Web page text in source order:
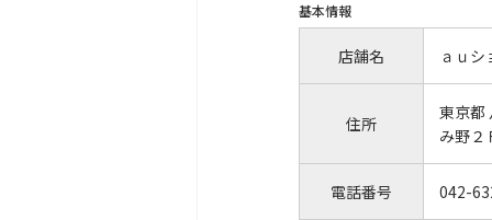
基本情報
店舗名 ａｕ
住所
東京都
み野２
電話番号 042-